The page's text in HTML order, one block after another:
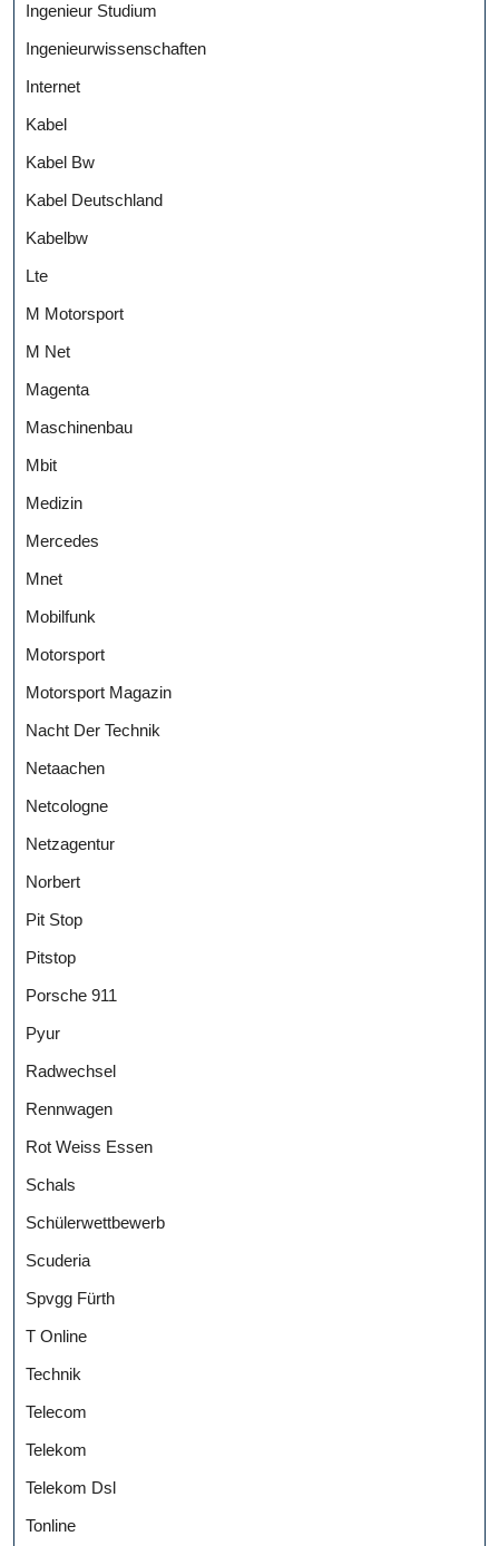
Ingenieur Studium
Ingenieurwissenschaften
Internet
Kabel
Kabel Bw
Kabel Deutschland
Kabelbw
Lte
M Motorsport
M Net
Magenta
Maschinenbau
Mbit
Medizin
Mercedes
Mnet
Mobilfunk
Motorsport
Motorsport Magazin
Nacht Der Technik
Netaachen
Netcologne
Netzagentur
Norbert
Pit Stop
Pitstop
Porsche 911
Pyur
Radwechsel
Rennwagen
Rot Weiss Essen
Schals
Schülerwettbewerb
Scuderia
Spvgg Fürth
T Online
Technik
Telecom
Telekom
Telekom Dsl
Tonline